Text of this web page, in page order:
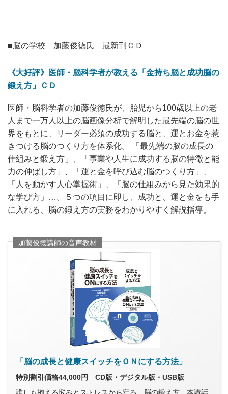
■脳の学校 加藤俊徳氏 最新刊ＣＤ
《大好評》医師・脳科学者が教える「金持ち脳と成功脳の
鍛え方」ＣＤ
医師・脳科学者の加藤俊徳氏が、胎児から100歳以上の老
人まで一万人以上の脳画像分析で解明した最先端の脳の世
界をもとに、リーダー必須の成功する脳と、運とお金を惹
きつける脳のつくり方を体系化。 「最先端の脳の成長の
仕組みと鍛え方」、「事業や人生に成功する脳の特徴と能
力の伸ばし方」、「運と金を呼び込む脳のつくり方」、
「人を動かす人心掌握術」、「脳の仕組みから見た効果的
な学び方」…。５つの項目に即し、成功と、運と金をも手
に入れる、脳の鍛え方の実務をわかりやすく解説指導。
加藤俊徳講師の音声教材
「脳の成長と健康スイッチをＯＮにする方法」
特別割引価格44,000円 CD版・デジタル版・USB版